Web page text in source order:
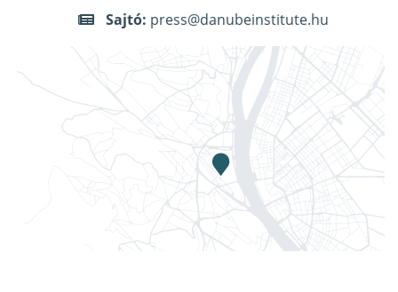
Sajtó: press@danubeinstitute.hu